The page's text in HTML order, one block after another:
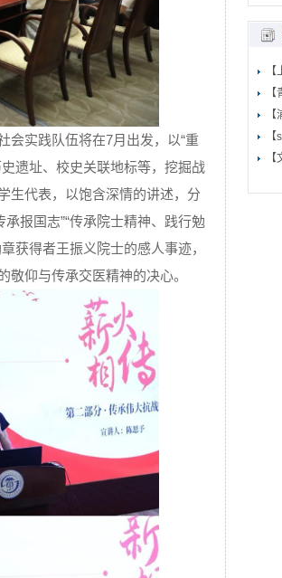
会实践队伍将在7月出发，以“重
遗址、校史关联地标等，挖掘战
生代表，以饱含深情的讲述，分
承报国志”“传承院士精神、践行勉
获得者王振义院士的感人事迹，
仰与传承交医精神的决心。